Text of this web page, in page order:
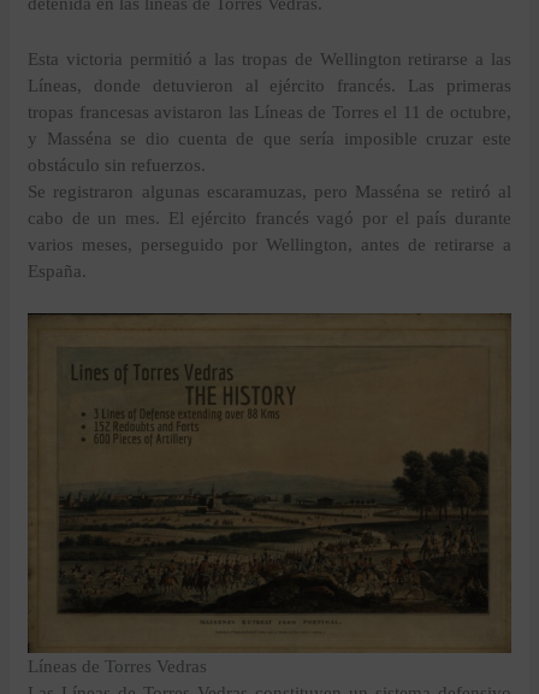
detenida en las líneas de Torres Vedras.
Esta victoria permitió a las tropas de Wellington retirarse a las
Líneas, donde detuvieron al ejército francés. Las primeras
tropas francesas avistaron las Líneas de Torres el 11 de octubre,
y Masséna se dio cuenta de que sería imposible cruzar este
obstáculo sin refuerzos.
Se registraron algunas escaramuzas, pero Masséna se retiró al
cabo de un mes. El ejército francés vagó por el país durante
varios meses, perseguido por Wellington, antes de retirarse a
España.
Líneas de Torres Vedras